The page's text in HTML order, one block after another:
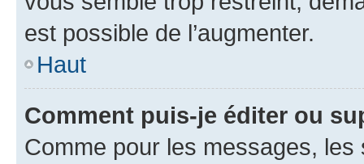
est possible de l’augmenter.
Haut
Comment puis-je éditer ou
Comme pour les messages,